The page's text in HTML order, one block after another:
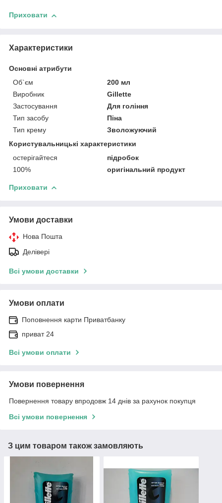
Приховати
Характеристики
Основні атрибути
Об`єм
200 мл
Виробник
Gillette
Застосування
Для гоління
Тип засобу
Піна
Тип крему
Зволожуючий
Користувальницькі характеристики
остерігайтеся
підробок
100%
оригінальний продукт
Приховати
Умови доставки
Нова Пошта
Делівері
Всі умови доставки
Умови оплати
Поповнення карти Приватбанку
приват 24
Всі умови оплати
Умови повернення
Повернення товару впродовж 14 днів за рахунок покупця
Всі умови повернення
З цим товаром також замовляють